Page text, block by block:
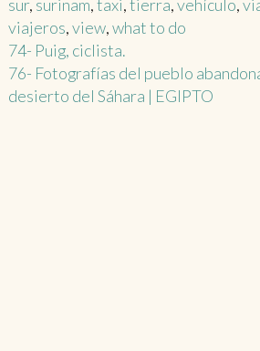
sur, surinam,taxi,tierra,vehículo,
viajeros,view,what to do
Post
navigation
74- Puig, ciclista.
76- Fotografías del pueblo
desierto del Sáhara | EGIPTO